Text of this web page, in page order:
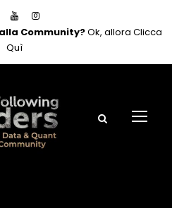
Community?Ok, allora Clicca
Quì